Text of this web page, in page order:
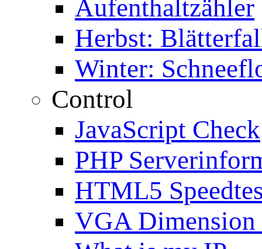
Aufenthaltzähler
Herbst:
Winter:
Control
JavaScript Check
PHP
HTML5
VGA Dimension